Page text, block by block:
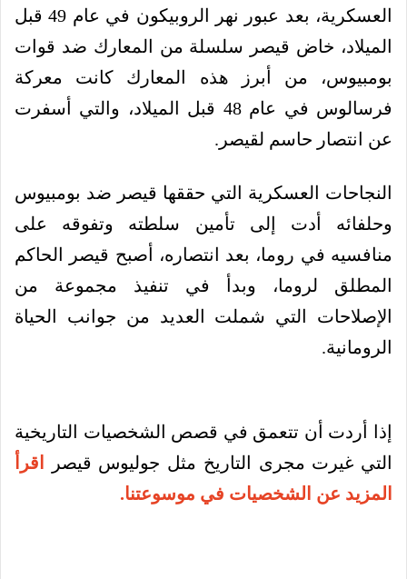
العسكرية، بعد عبور نهر الروبيكون في عام 49 قبل
الميلاد، خاض قيصر سلسلة من المعارك ضد قوات
بومبيوس، من أبرز هذه المعارك كانت معركة
فرسالوس في عام 48 قبل الميلاد، والتي أسفرت
عن انتصار حاسم لقيصر.
النجاحات العسكرية التي حققها قيصر ضد بومبيوس
وحلفائه أدت إلى تأمين سلطته وتفوقه على
منافسيه في روما، بعد انتصاره، أصبح قيصر الحاكم
المطلق لروما، وبدأ في تنفيذ مجموعة من
الإصلاحات التي شملت العديد من جوانب الحياة
الرومانية.
إذا أردت أن تتعمق في قصص الشخصيات التاريخية
التي غيرت مجرى التاريخ مثل جوليوس قيصر
اقرأ
المزيد عن الشخصيات في موسوعتنا.